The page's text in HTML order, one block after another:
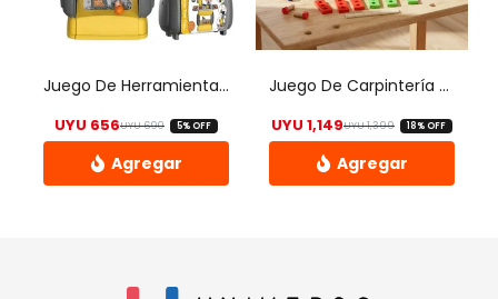
se
pueden
elegir
la
página
de
Juego De Herramientas Para Niños / Herramientas De Juguete
UYU690El precio original era: UYU 690.
UYU 656 El precio actual es: UYU 656.
5% OFF
Juego De Carpintería En Madera Para Niños / Juguete
UYU1,399El precio
UYU 1,149 El precio
18% OFF